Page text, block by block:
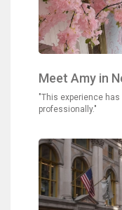
Meet Amy in
"This experience
professionally."